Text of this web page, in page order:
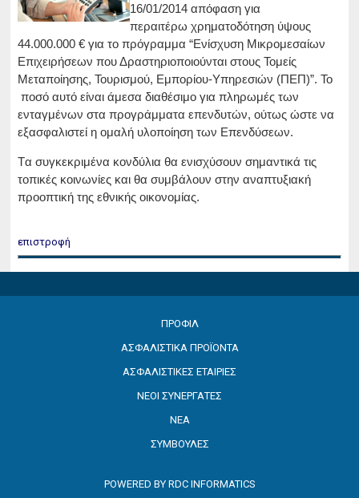
16/01/2014 απόφαση για
περαιτέρω χρηματοδότηση ύψους
44.000.000 € για το πρόγραμμα “Ενίσχυση Μικρομεσαίων
Επιχειρήσεων που Δραστηριοποιούνται στους Τομείς
Μεταποίησης, Τουρισμού, Εμπορίου-Υπηρεσιών (ΠΕΠ)”. Το
ποσό αυτό είναι άμεσα διαθέσιμο για πληρωμές των
ενταγμένων στα προγράμματα επενδυτών, ούτως ώστε να
εξασφαλιστεί η ομαλή υλοποίηση των Επενδύσεων.
Tα συγκεκριμένα κονδύλια θα ενισχύσουν σημαντικά τις
τοπικές κοινωνίες και θα συμβάλουν στην αναπτυξιακή
προοπτική της εθνικής οικονομίας.
επιστροφή
ΠΡΟΦΙΛ
ΑΣΦΑΛΙΣΤΙΚΑ ΠΡΟΪΟΝΤΑ
ΑΣΦΑΛΙΣΤΙΚΕΣ ΕΤΑΙΡΙΕΣ
ΝΕΟΙ ΣΥΝΕΡΓΑΤΕΣ
ΝΕΑ
ΣΥΜΒΟΥΛΕΣ
POWERED BY RDC INFORMATICS